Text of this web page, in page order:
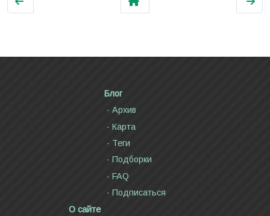
Блог
Архив
Карта
Теги
Подборки
FAQ
Подписаться
О сайте